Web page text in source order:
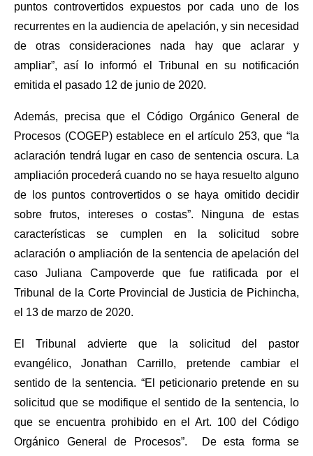
puntos controvertidos expuestos por cada uno de los
recurrentes en la audiencia de apelación, y sin necesidad
de otras consideraciones nada hay que aclarar y
ampliar”, así lo informó el Tribunal en su notificación
emitida el pasado 12 de junio de 2020.
Además, precisa que el Código Orgánico General de
Procesos (COGEP) establece en el artículo 253, que “la
aclaración tendrá lugar en caso de sentencia oscura. La
ampliación procederá cuando no se haya resuelto alguno
de los puntos controvertidos o se haya omitido decidir
sobre frutos, intereses o costas”. Ninguna de estas
características se cumplen en la solicitud sobre
aclaración o ampliación de la sentencia de apelación del
caso Juliana Campoverde que fue ratificada por el
Tribunal de la Corte Provincial de Justicia de Pichincha,
el 13 de marzo de 2020.
El Tribunal advierte que la solicitud del pastor
evangélico, Jonathan Carrillo, pretende cambiar el
sentido de la sentencia. “El peticionario pretende en su
solicitud que se modifique el sentido de la sentencia, lo
que se encuentra prohibido en el Art. 100 del Código
Orgánico General de Procesos”. De esta forma se